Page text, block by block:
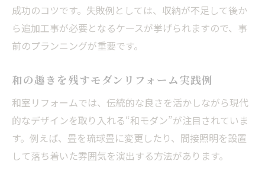
成功のコツです。失敗例としては、収納が不足して後か
ら追加工事が必要となるケースが挙げられますので、事
前のプランニングが重要です。
和の趣きを残すモダンリフォーム実践例
和室リフォームでは、伝統的な良さを活かしながら現代
的なデザインを取り入れる“和モダン”が注目されていま
す。例えば、畳を琉球畳に変更したり、間接照明を設置
して落ち着いた雰囲気を演出する方法があります。